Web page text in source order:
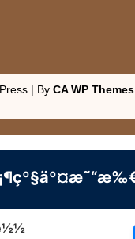
| By CA WP Themes